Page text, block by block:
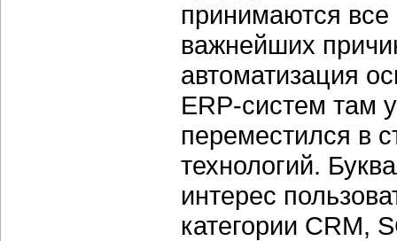
принимаются
важнейших
автоматизация
ERP-систем там
переместился в
технологий.
интерес
категории CRM,